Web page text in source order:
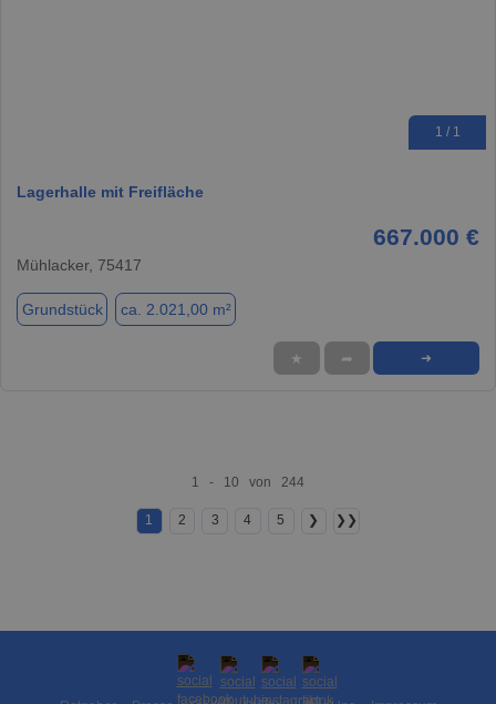
1 / 1
Lagerhalle mit Freifläche
667.000 €
Mühlacker, 75417
Grundstück ca. 2.021,00 m²
★ ➦ ➜
1 - 10 von 244
1 2 3 4 5 ❯ ❯❯